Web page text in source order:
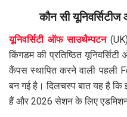
कौन सी
यूनिवर्सिटी ऑफ साउथैम्पटन
किंगडम की प्रतिष्ठित
कैंपस स्थापित करने वाली पहली
बन गई है। दिलचस्प बात यह है कि
हैं और 2026 सेशन के लिए एडमिशन